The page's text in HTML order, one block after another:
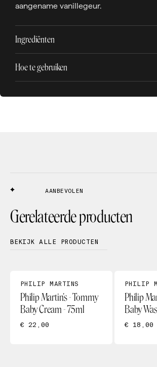
aangename vanillegeur.
Ingrediënten
Hoe te gebruiken
AANBEVOLEN
Gerelateerde producten
BEKIJK ALLE PRODUCTEN
PHILIP MARTINS
Philip Martin's - Tommy
Baby Cream - 75ml
€ 22,00
PHILIP
Philip
Baby
€ 18,00